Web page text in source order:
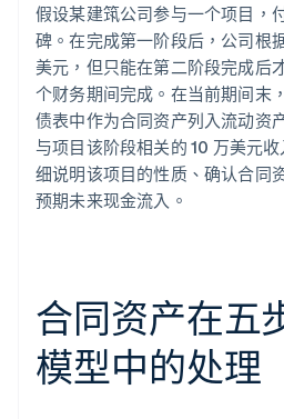
假设某建筑公司参与一个项目，
碑。在完成第一阶段后，公司根
美元，但只能在第二阶段完成后
个财务期间完成。在当前期间末
债表中作为合同资产列入流动资
与项目该阶段相关的 10 万美元
细说明该项目的性质、确认合同
预期未来现金流入。
合同资产在五
模型中的处理